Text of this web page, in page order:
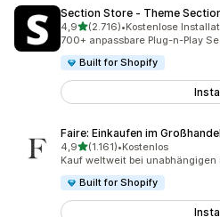
Section Store ‑ Theme
4,9von 5 Sternen
(2.716)
2716 Rezensionen insgesamt
•Kostenlose
700+ anpassbare Plug-n-Play
Built for Shopify
Faire: Einkaufen im Großhandel
4,9von 5 Sternen
(1.161)
1161 Rezensionen insgesamt
•Kostenlos
Kauf weltweit bei unabhängigen
Built for Shopify